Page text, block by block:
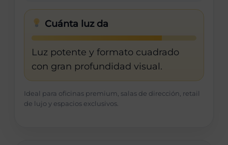
Cuánta luz da
Luz potente y formato cuadrado
con gran profundidad visual.
Ideal para oficinas premium, salas de dirección, retail
de lujo y espacios exclusivos.